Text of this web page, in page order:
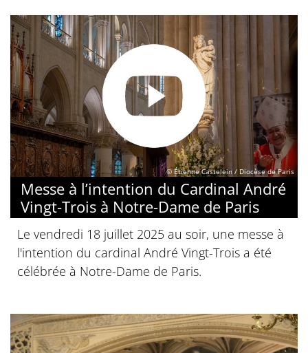
© Étienne Castelein / Diocèse de Paris
Messe à l’intention du Cardinal André
Vingt-Trois à Notre-Dame de Paris
Le vendredi 18 juillet 2025 au soir, une messe à
l'intention du cardinal André Vingt-Trois a été
célébrée à Notre-Dame de Paris.